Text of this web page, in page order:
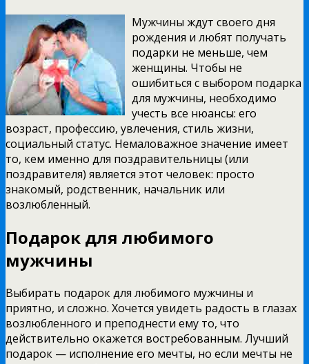
Мужчины ждут своего дня
рождения и любят получать
подарки не меньше, чем
женщины. Чтобы не
ошибиться с выбором подарка
для мужчины, необходимо
учесть все нюансы: его
возраст, профессию, увлечения, стиль жизни,
социальный статус. Немаловажное значение имеет
то, кем именно для поздравительницы (или
поздравителя) является этот человек: просто
знакомый, родственник, начальник или
возлюбленный.
Подарок для любимого
мужчины
Выбирать подарок для любимого мужчины и
приятно, и сложно. Хочется увидеть радость в глазах
возлюбленного и преподнести ему то, что
действительно окажется востребованным. Лучший
подарок — исполнение его мечты, но если мечты не